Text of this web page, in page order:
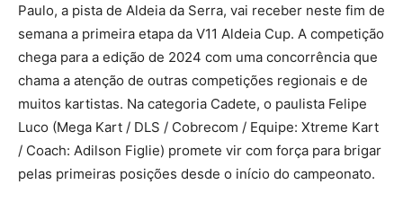
Paulo, a pista de Aldeia da Serra, vai receber neste fim de
semana a primeira etapa da V11 Aldeia Cup. A competição
chega para a edição de 2024 com uma concorrência que
chama a atenção de outras competições regionais e de
muitos kartistas. Na categoria Cadete, o paulista Felipe
Luco (Mega Kart / DLS / Cobrecom / Equipe: Xtreme Kart
/ Coach: Adilson Figlie) promete vir com força para brigar
pelas primeiras posições desde o início do campeonato.